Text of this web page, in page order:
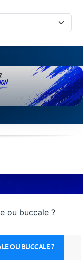
ou buccale ?
OU BUCCALE ?